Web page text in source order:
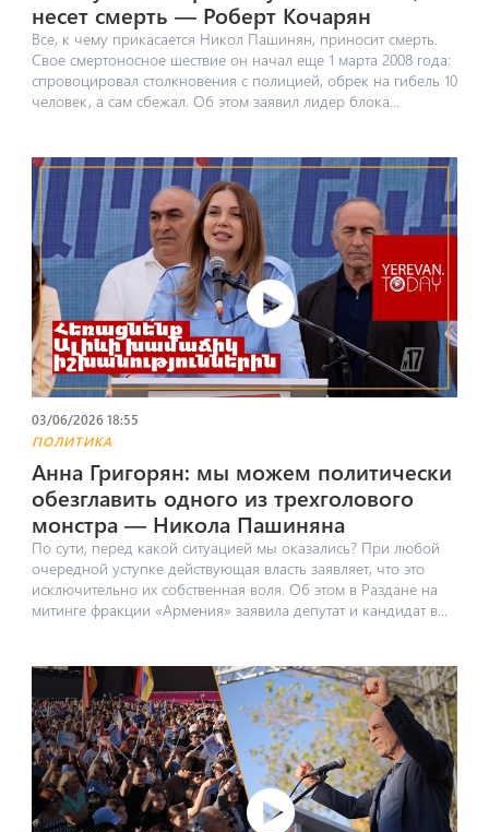
несет смерть — Роберт Кочарян
Все, к чему прикасается Никол Пашинян, приносит смерть.
Свое смертоносное шествие он начал еще 1 марта 2008 года:
спровоцировал столкновения с полицией, обрек на гибель 10
человек, а сам сбежал. Об этом заявил лидер блока...
03/06/2026 18:55
ПОЛИТИКА
Анна Григорян: мы можем политически
обезглавить одного из трехголового
монстра — Никола Пашиняна
По сути, перед какой ситуацией мы оказались? При любой
очередной уступке действующая власть заявляет, что это
исключительно их собственная воля. Об этом в Раздане на
митинге фракции «Армения» заявила депутат и кандидат в...